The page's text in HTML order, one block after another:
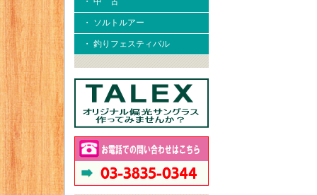
・ ソルトルアー
・ 釣りフェスティバル